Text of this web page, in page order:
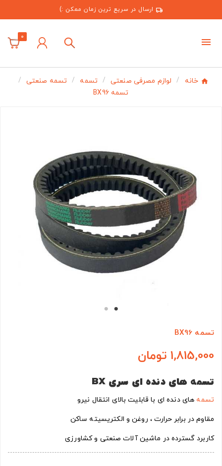
ارسال در سریع ترین زمان ممکن :)
0
خانه لوازم مصرفی صنعتی تسمه
تسمه صنعتی
تسمه BX96
تسمه BX96
1,815,000 تومان
تسمه های دنده ای سری
تسمه های دنده ای با قابلیت بالای انتقال نیرو
مقاوم در برابر حرارت ، روغن و الکتریسیته ساکن
کاربرد گسترده در ماشین آلات صنعتی و کشاورزی